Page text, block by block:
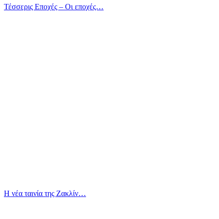
Τέσσερις Εποχές – Οι εποχές…
Η νέα ταινία της Ζακλίν…